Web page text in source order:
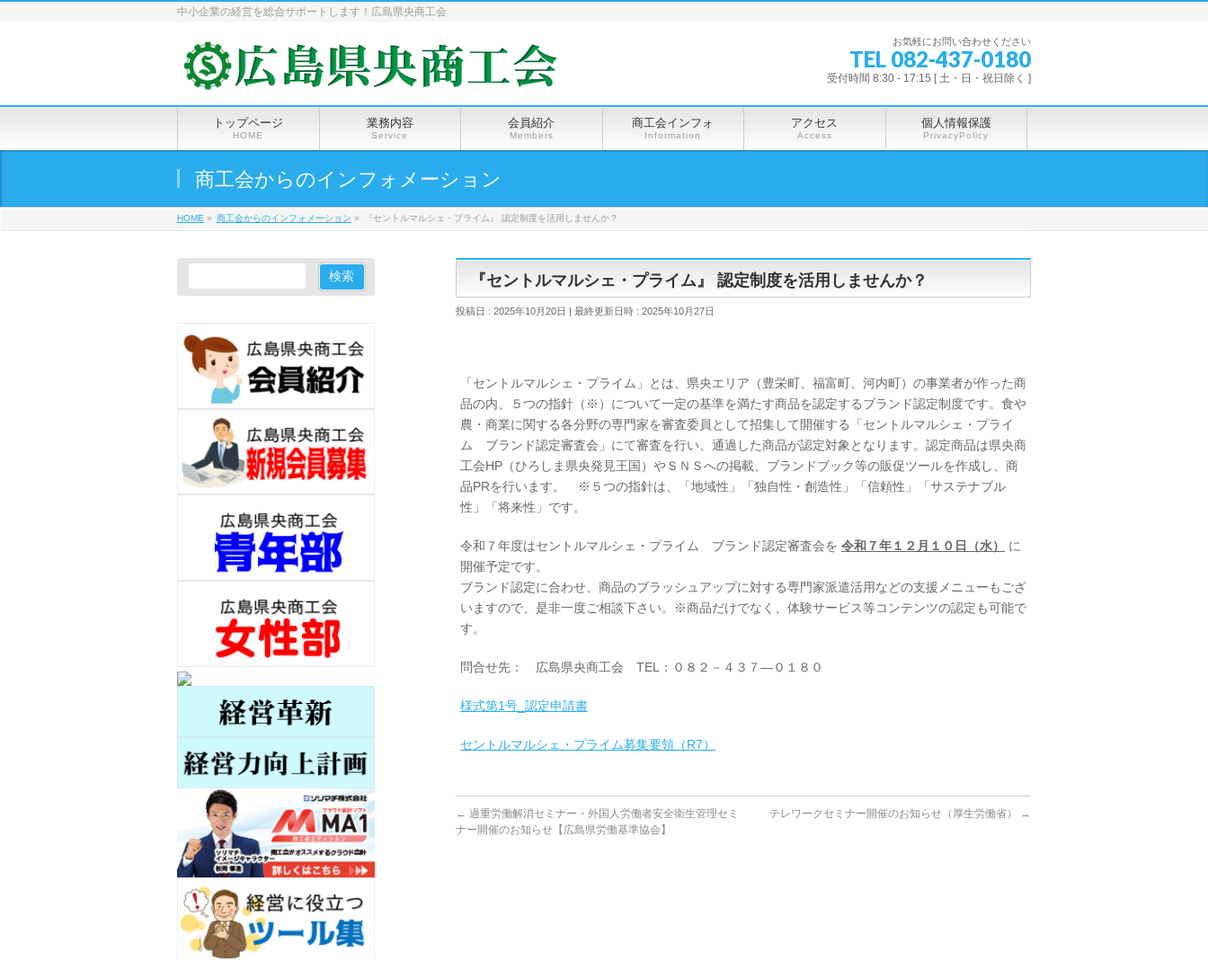
中小企業の経営を総合サポートします！広島県央商工会
お気軽にお問い合わせください
TEL 082-437-0180
受付時間 8:30 - 17:15 [ 土・日・祝日除く ]
トップページ
HOME
業務内容
Service
会員紹介
Members
商工会インフォ
Information
アクセス
Access
個人情報保護
PrivacyPolicy
商工会からのインフォメーション
HOME » 商工会からのインフォメーション » 『セントルマルシェ・プライム』 認定制度を活用しませんか？
『セントルマルシェ・プライム』 認定制度を活用しませんか？
投稿日 : 2025年10月20日 最終更新日時 : 2025年10月27日
「セントルマルシェ・プライム」とは、県央エリア（豊栄町、福富町、河内町）の事業者が作った商
品の内、５つの指針（※）について一定の基準を満たす商品を認定するブランド認定制度です。食や
農・商業に関する各分野の専門家を審査委員として招集して開催する「セントルマルシェ・プライ
ム ブランド認定審査会」にて審査を行い、通過した商品が認定対象となります。認定商品は県央商
工会HP（ひろしま県央発見王国）やＳＮＳへの掲載、ブランドブック等の販促ツールを作成し、商
品PRを行います。 ※５つの指針は、「地域性」「独自性・創造性」「信頼性」「サステナブル
性」「将来性」です。
令和７年度はセントルマルシェ・プライム ブランド認定審査会を 令和７年１２月１０日（水）
に
開催予定です。
ブランド認定に合わせ、商品のブラッシュアップに対する専門家派遣活用などの支援メニューもござ
いますので、是非一度ご相談下さい。※商品だけでなく、体験サービス等コンテンツの認定も可能で
す。
問合せ先： 広島県央商工会 TEL：０８２－４３７―０１８０
様式第1号_認定申請書
セントルマルシェ・プライム募集要領（R7）
← 過重労働解消セミナー・外国人労働者安全衛生管理セミ
ナー開催のお知らせ【広島県労働基準協会】
テレワークセミナー開催のお知らせ（厚生労働省） →